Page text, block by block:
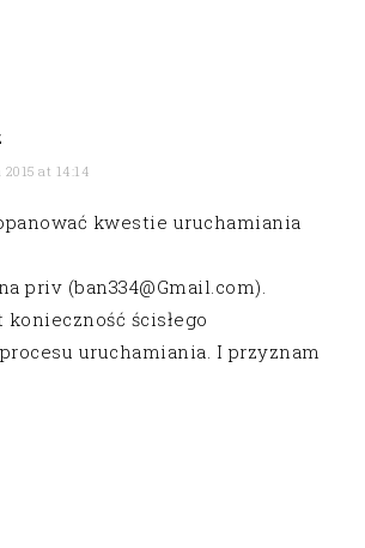
at 14:14
kwestie uruchamiania
priv (ban334@Gmail.com).
ścisłego
uruchamiania. I przyznam